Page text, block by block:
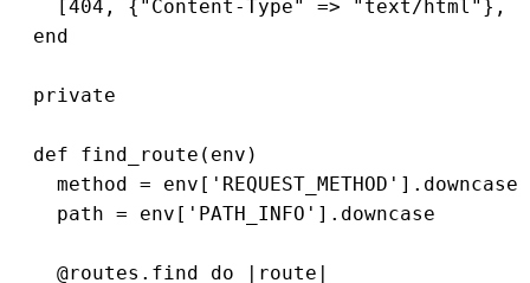
[404, {"Content-Type" => "text/html"},
  end
  private
  def find_route(env)
    method = env['REQUEST_METHOD'].downcase
    path = env['PATH_INFO'].downcase
    @routes.find do |route|